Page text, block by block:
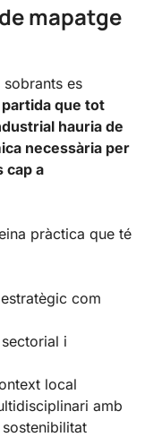
mapatge
sobrants es
que tot
hauria de
necessària per
cap a
pràctica que té
com
i
local
amb